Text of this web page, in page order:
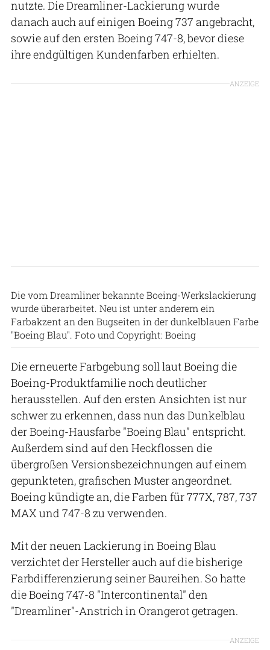
nutzte. Die Dreamliner-Lackierung wurde
danach auch auf einigen Boeing 737 angebracht,
sowie auf den ersten Boeing 747-8, bevor diese
ihre endgültigen Kundenfarben erhielten.
ANZEIGE
Die vom Dreamliner bekannte Boeing-Werkslackierung
wurde überarbeitet. Neu ist unter anderem ein
Farbakzent an den Bugseiten in der dunkelblauen Farbe
"Boeing Blau". Foto und Copyright: Boeing
Die erneuerte Farbgebung soll laut Boeing die
Boeing-Produktfamilie noch deutlicher
herausstellen. Auf den ersten Ansichten ist nur
schwer zu erkennen, dass nun das Dunkelblau
der Boeing-Hausfarbe "Boeing Blau" entspricht.
Außerdem sind auf den Heckflossen die
übergroßen Versionsbezeichnungen auf einem
gepunkteten, grafischen Muster angeordnet.
Boeing kündigte an, die Farben für 777X, 787, 737
MAX und 747-8 zu verwenden.
Mit der neuen Lackierung in Boeing Blau
verzichtet der Hersteller auch auf die bisherige
Farbdifferenzierung seiner Baureihen. So hatte
die Boeing 747-8 "Intercontinental" den
"Dreamliner"-Anstrich in Orangerot getragen.
ANZEIGE